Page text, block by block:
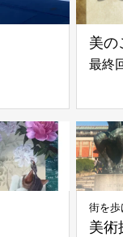
美の
最終
街を歩
美術